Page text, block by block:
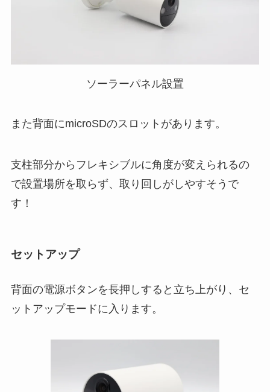
ソーラーパネル設置
また背面にmicroSDのスロットがあります。
支柱部分からフレキシブルに角度が変えられるの
で設置場所を取らず、取り回しがしやすそうで
す！
セットアップ
背面の電源ボタンを長押しすると立ち上がり、セ
ットアップモードに入ります。